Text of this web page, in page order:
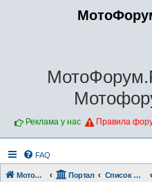
Реклама у нас Правила
FAQ
Мотофорум.RU Портал Список форумов